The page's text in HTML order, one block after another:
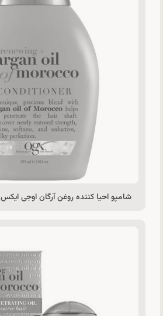
شامپو احیا کننده روغن آرگان اوجی ایکس Ogx حجم 385 میل